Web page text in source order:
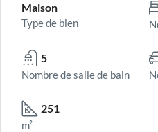
Maison
Type de bien
5
Nombre de salle de bain
251
m²